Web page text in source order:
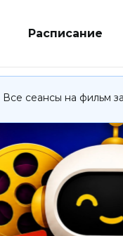
Расписание
Все сеансы на фильм